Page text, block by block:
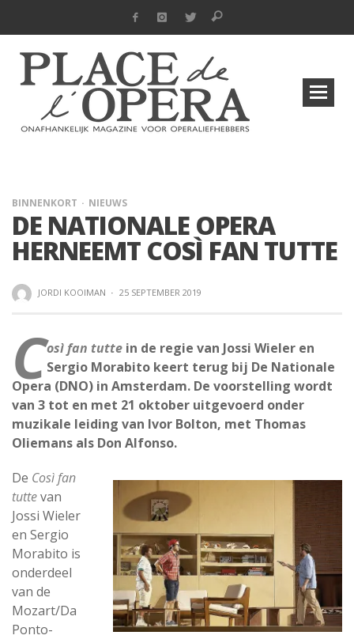
BINNENKORT NIEUWS
DE NATIONALE OPERA
HERNEEMT COSÌ FAN TUTTE
JORDI KOOIMAN · 25 SEPTEMBER 2019
Così fan tutte in de regie van Jossi Wieler en
Sergio Morabito keert terug bij De Nationale
Opera (DNO) in Amsterdam. De voorstelling wordt
van 3 tot en met 21 oktober uitgevoerd onder
muzikale leiding van Ivor Bolton, met Thomas
Oliemans als Don Alfonso.
De Così fan
tuttevan
Jossi Wieler
en Sergio
Morabito is
onderdeel
van de
Mozart/Da
Ponto-